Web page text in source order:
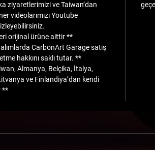
ziyaretlerimizi ve Taiwan’dan
videolarımızı Youtube
orijinal ürüne aittir **
CarbonArt Garage satış
hakkını saklı tutar. **
Almanya, Belçika, İtalya,
ve Finlandiya’dan kendi
**